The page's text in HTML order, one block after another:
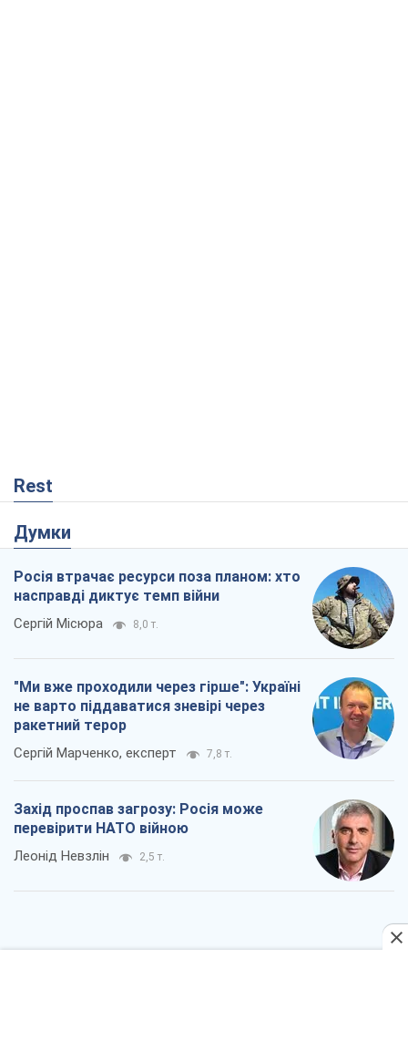
Rest
Думки
Росія втрачає ресурси поза планом: хто
насправді диктує темп війни
Сергій Місюра 8,0 т.
"Ми вже проходили через гірше": Україні
не варто піддаватися зневірі через
ракетний терор
Сергій Марченко, експерт 7,8 т.
Захід проспав загрозу: Росія може
перевірити НАТО війною
Леонід Невзлін 2,5 т.